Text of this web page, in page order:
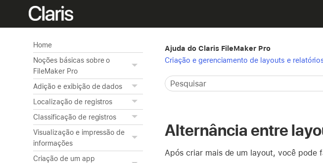
Home
Noções básicas sobre o
FileMaker Pro
Adição e exibição de dados
Localização de registros
Classificação de registros
Visualização e impressão de
informações
Criação de um app
Ajuda do Claris FileMaker Pro
Criação e gerenciamento de layouts e
Alternância entre
Após criar mais de um layout, você pode